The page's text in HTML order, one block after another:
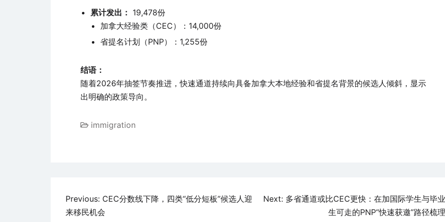
累计发出： 19,478份
加拿大经验类（CEC）：14,000份
省提名计划（PNP）：1,255份
结语：
随着2026年抽签节奏推进，快速通道持续向具备加拿大本地经验和省提名背景的候选人倾斜，显示
出明确的政策导向。
immigration
文
Previous: CEC分数线下降，四类“低分短板”候选人迎
来移民机会
Next: 多省通道或比CEC更快：在加国际学生与毕业
生可走的PNP“快速获邀”路径梳理